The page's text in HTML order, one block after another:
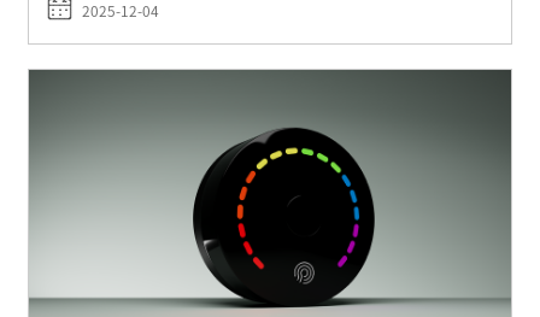
2025-12-04